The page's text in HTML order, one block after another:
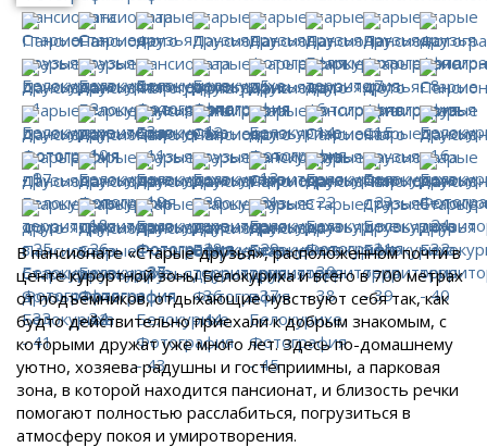
В пансионате «Старые друзья», расположенном почти в
центе курортной зоны Белокуриха и всего в 700 метрах
от подъемников, отдыхающие чувствуют себя так, как
будто действительно приехали к добрым знакомым, с
которыми дружат уже много лет. Здесь по-домашнему
уютно, хозяева радушны и гостеприимны, а парковая
зона, в которой находится пансионат, и близость речки
помогают полностью расслабиться, погрузиться в
атмосферу покоя и умиротворения.